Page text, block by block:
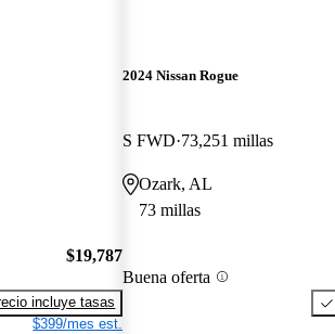
$19,787
incluye tasas
$399/mes est.
2024 Nissan Rogue
S FWD 73,251 millas
Ozark, AL
73 millas
Buena oferta